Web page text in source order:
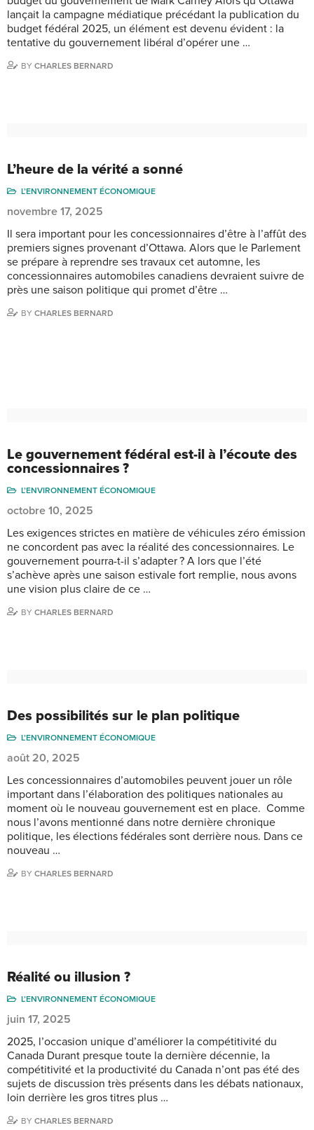
lançait la campagne médiatique précédant la publication du
budget fédéral 2025, un élément est devenu évident : la
tentative du gouvernement libéral d’opérer une …
BY CHARLES BERNARD
L’heure de la vérité a sonné
L’ENVIRONNEMENT ÉCONOMIQUE
novembre 17, 2025
Il sera important pour les concessionnaires d’être à l’affût des
premiers signes provenant d’Ottawa. Alors que le Parlement
se prépare à reprendre ses travaux cet automne, les
concessionnaires automobiles canadiens devraient suivre de
près une saison politique qui promet d’être …
BY CHARLES BERNARD
Le gouvernement fédéral est-il à l’écoute des
concessionnaires ?
L’ENVIRONNEMENT ÉCONOMIQUE
octobre 10, 2025
Les exigences strictes en matière de véhicules zéro émission
ne concordent pas avec la réalité des concessionnaires. Le
gouvernement pourra-t-il s’adapter ? A lors que l’été
s’achève après une saison estivale fort remplie, nous avons
une vision plus claire de ce …
BY CHARLES BERNARD
Des possibilités sur le plan politique
L’ENVIRONNEMENT ÉCONOMIQUE
août 20, 2025
Les concessionnaires d’automobiles peuvent jouer un rôle
important dans l’élaboration des politiques nationales au
moment où le nouveau gouvernement est en place. Comme
nous l’avons mentionné dans notre dernière chronique
politique, les élections fédérales sont derrière nous. Dans ce
nouveau …
BY CHARLES BERNARD
Réalité ou illusion ?
L’ENVIRONNEMENT ÉCONOMIQUE
juin 17, 2025
2025, l’occasion unique d’améliorer la compétitivité du
Canada Durant presque toute la dernière décennie, la
compétitivité et la productivité du Canada n’ont pas été des
sujets de discussion très présents dans les débats nationaux,
loin derrière les gros titres plus …
BY CHARLES BERNARD